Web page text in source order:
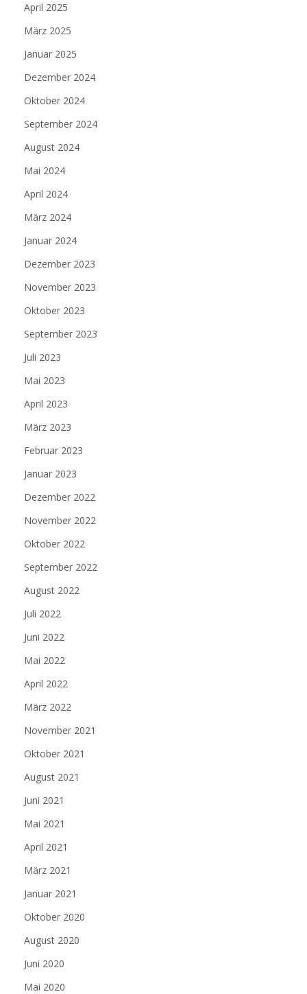
April 2025
März 2025
Januar 2025
Dezember 2024
Oktober 2024
September 2024
August 2024
Mai 2024
April 2024
März 2024
Januar 2024
Dezember 2023
November 2023
Oktober 2023
September 2023
Juli 2023
Mai 2023
April 2023
März 2023
Februar 2023
Januar 2023
Dezember 2022
November 2022
Oktober 2022
September 2022
August 2022
Juli 2022
Juni 2022
Mai 2022
April 2022
März 2022
November 2021
Oktober 2021
August 2021
Juni 2021
Mai 2021
April 2021
März 2021
Januar 2021
Oktober 2020
August 2020
Juni 2020
Mai 2020